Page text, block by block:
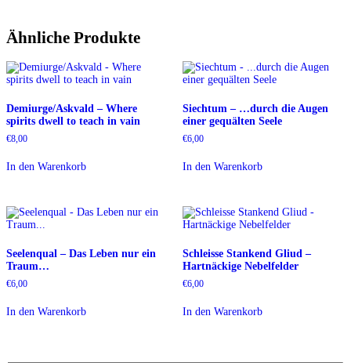
Ähnliche Produkte
Demiurge/Askvald – Where
spirits dwell to teach in vain
€8,00
In den Warenkorb
Siechtum – …durch die Augen
einer gequälten Seele
€6,00
In den Warenkorb
Seelenqual – Das Leben nur ein
Traum…
€6,00
In den Warenkorb
Schleisse Stankend Gliud –
Hartnäckige Nebelfelder
€6,00
In den Warenkorb